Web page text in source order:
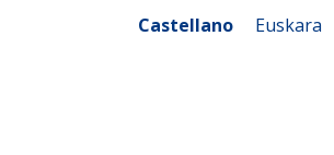
Castellano Euskara